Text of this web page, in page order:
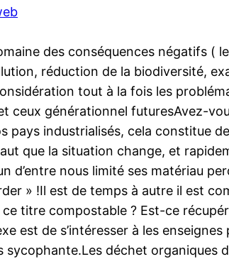
des conséquences négatifs (
réduction de la biodiversité,
tout à la fois les
générationnel futuresAvez-
pays industrialisés, cela constitue
que la situation change, et
d’entre nous limité ses matériau
» !Il est de temps à autre il est
titre compostable ? Est-ce
est de s’intéresser à les
sycophante.Les déchet